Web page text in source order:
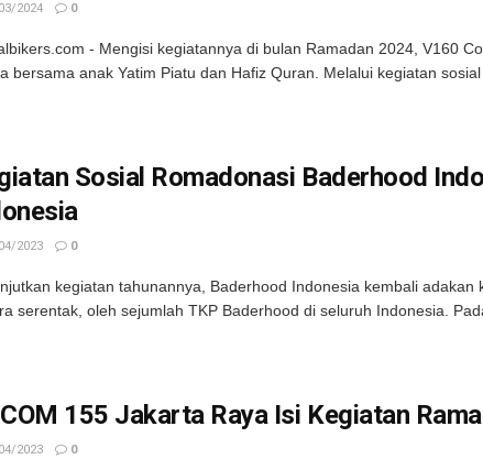
2024 0
- Mengisi kegiatannya di bulan Ramadan 2024, V160
bersama anak Yatim Piatu dan Hafiz Quran. Melalui kegiatan
Sosial Romadonasi Baderhood
2023 0
kegiatan tahunannya, Baderhood Indonesia kembali
serentak, oleh sejumlah TKP Baderhood di seluruh Indonesia.
155 Jakarta Raya Isi Kegiatan
2023 0